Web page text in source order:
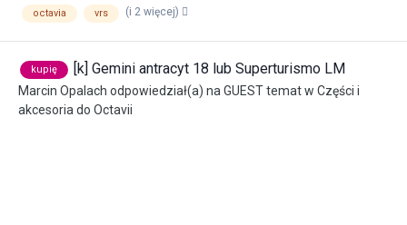
octavia vrs (i 2 więcej)
kupię [k] Gemini antracyt 18 lub Superturismo LM
Marcin Opalach odpowiedział(a) na GUESTtemat w Części i
akcesoria do Octavii